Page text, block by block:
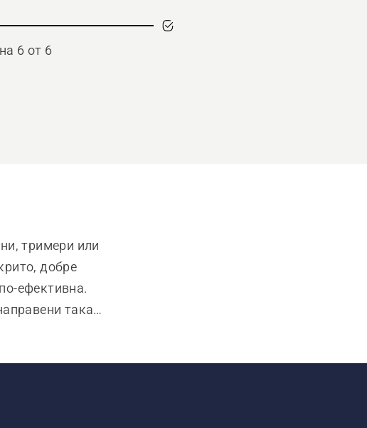
6 от 6
тримери или
добре
ефективна.
така,